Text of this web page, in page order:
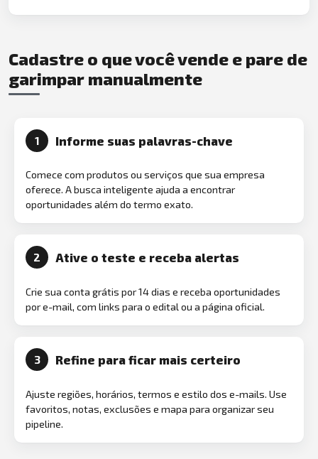
Cadastre o que você vende e pare de
garimpar manualmente
1 Informe suas palavras-chave
Comece com produtos ou serviços que sua empresa
oferece. A busca inteligente ajuda a encontrar
oportunidades além do termo exato.
2 Ative o teste e receba alertas
Crie sua conta grátis por 14 dias e receba oportunidades
por e-mail, com links para o edital ou a página oficial.
3 Refine para ficar mais certeiro
Ajuste regiões, horários, termos e estilo dos e-mails. Use
favoritos, notas, exclusões e mapa para organizar seu
pipeline.